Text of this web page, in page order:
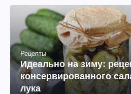
Рецепты
Идеально на зиму:
консервированного
лука